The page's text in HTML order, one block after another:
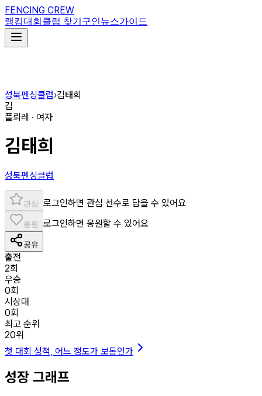
FENCING CREW
랭킹대회 클럽 찾기 구인뉴스가이드
성북펜싱클럽›김태희
김
플뢰레 · 여자
김태희
성북펜싱클럽
관심 로그인하면 관심 선수로 담을 수 있어요
응원 로그인하면 응원할 수 있어요
공유
출전
2회
우승
0회
시상대
0회
최고 순위
20위
첫 대회 성적, 어느 정도가 보통인가
성장 그래프